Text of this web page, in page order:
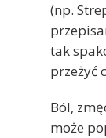
(np.
tak
przeżyć
Ból,
może